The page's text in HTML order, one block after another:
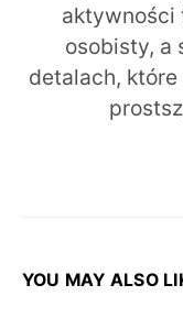
aktywności
osobisty, a
detalach,
YOU MAY ALSO